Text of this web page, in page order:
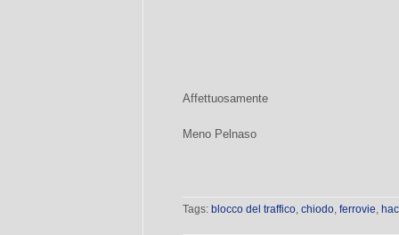
Affettuosamente
Meno Pelnaso
Tags: blocco del traffico, chiodo, ferrovie,